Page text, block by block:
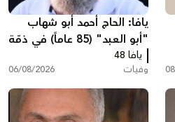
يافا: الحاج أحمد أبو شهاب
"أبو العبد" (85 عاماً) في ذمّة
الله
يافا 48
وفيات 06/08/2026